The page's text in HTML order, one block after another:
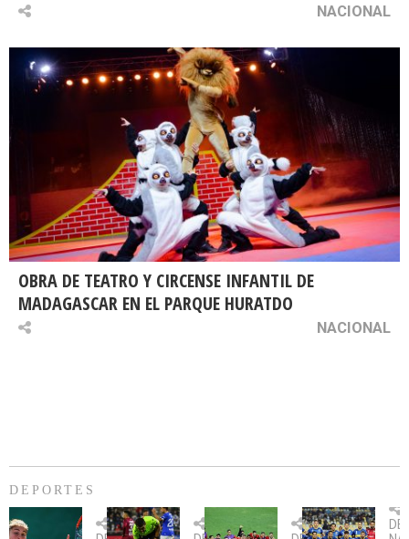
NACIONAL
OBRA DE TEATRO Y CIRCENSE INFANTIL DE
MADAGASCAR EN EL PARQUE HURATDO
NACIONAL
DEPORTES
Billie
U.
Copa